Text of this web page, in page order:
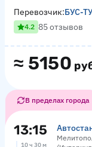
≈ 5150
Перевозчик:БУС-
4.2 85 отзывов
В пределах города
13:15
10 ч 30 м